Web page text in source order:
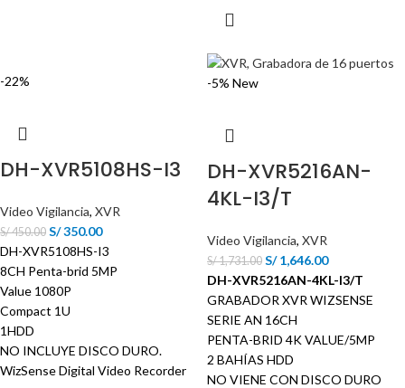
-22%
DH-XVR5108HS-I3
Video Vigilancia, XVR
S/450.00 S/350.00
DH-XVR5108HS-I3
8CH Penta-brid 5MP
Value 1080P
Compact 1U
1HDD
NO INCLUYE DISCO DURO.
WizSense Digital Video Recorder
-5% New
DH-XVR5216AN-
4KL-I3/T
Video Vigilancia, XVR
S/1,731.00 S/1,646.00
DH-XVR5216AN-4KL-I3/T
GRABADOR XVR WIZSENSE
SERIE AN 16CH
PENTA-BRID 4K VALUE/5MP
2 BAHÍAS HDD
NO VIENE CON DISCO DURO